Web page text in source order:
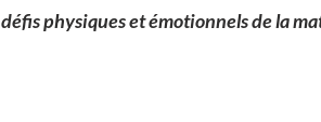
physiques et émotionnels de la